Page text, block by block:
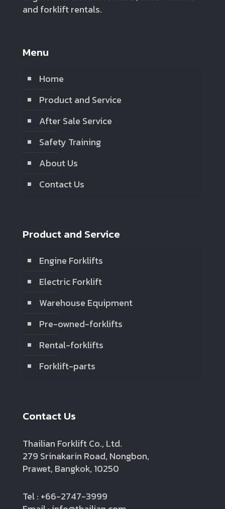
and forklift rentals.
Menu
Home
Product and Service
After Sale Service
Safety Training
About Us
Contact Us
Product and Service
Engine Forklifts
Electric Forklift
Warehouse Equipment
Pre-owned-forklifts
Rental-forklifts
Forklift-parts
Contact Us
Thailian Forklift Co., Ltd.
279 Srinakarin Road, Nongbon,
Prawet, Bangkok, 10250
Tel : +66-2747-3999